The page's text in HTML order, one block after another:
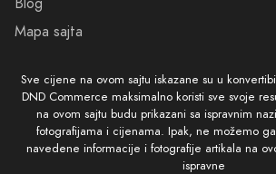
Mapa sajta
Sve cijene na ovom sajtu iskazane su u
DND Commerce maksimalno koristi sve svoje
na ovom sajtu budu prikazani sa ispravnim
fotografijama i cijenama. Ipak, ne možemo
navedene informacije i fotografije artikala na
ispravne